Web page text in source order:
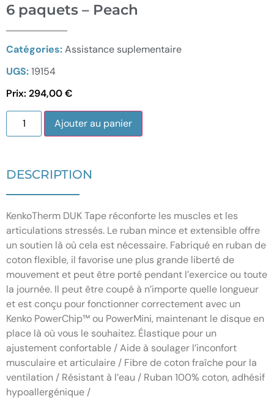
6 paquets – Peach
Catégories:Assistance suplementaire
UGS:19154
Prix: 294,00€
Ajouter au panier
DESCRIPTION
KenkoTherm DUK Tape réconforte les muscles et les
articulations stressés. Le ruban mince et extensible offre
un soutien là où cela est nécessaire. Fabriqué en ruban de
coton flexible, il favorise une plus grande liberté de
mouvement et peut être porté pendant l’exercice ou toute
la journée. Il peut être coupé à n’importe quelle longueur
et est conçu pour fonctionner correctement avec un
Kenko PowerChip™ ou PowerMini, maintenant le disque en
place là où vous le souhaitez. Élastique pour un
ajustement confortable / Aide à soulager l’inconfort
musculaire et articulaire / Fibre de coton fraîche pour la
ventilation / Résistant à l’eau / Ruban 100% coton, adhésif
hypoallergénique /